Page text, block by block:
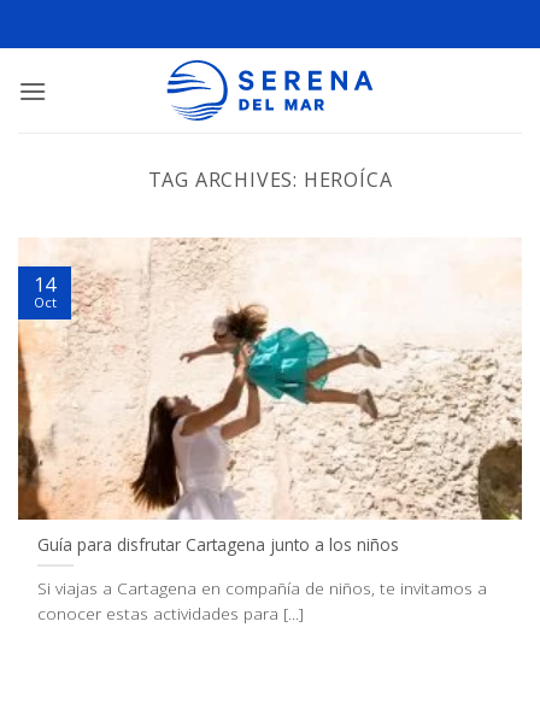
TAG ARCHIVES: HEROÍCA
Guía para disfrutar Cartagena junto a los niños
Si viajas a Cartagena en compañía de niños, te invitamos a
conocer estas actividades para [...]
14
Oct